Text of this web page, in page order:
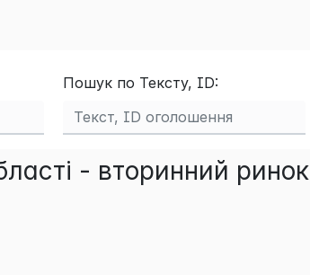
Пошук по Тексту, ID:
- вторинний ринок